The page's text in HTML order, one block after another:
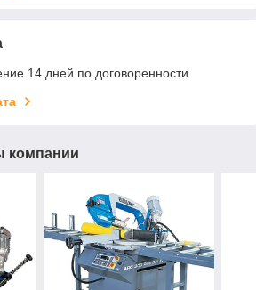
14 дней по договоренности
компании